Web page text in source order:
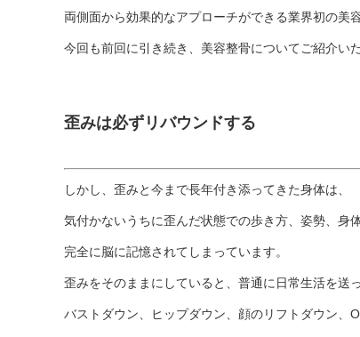
両側面から効果的なアプローチができる業界初の美
今回も前回に引き続き、美容整骨についてご紹介いた
歪みは必ずリバウンドする
しかし、歪みと今まで長年付き添ってきた身体は、
気付かないうちに歪んだ状態での歩き方、姿勢、身
完全に脳に記憶されてしまっています。
歪みをそのままにしていると、普通に日常生活を送
バストダウン、ヒップダウン、顔のリフトダウン、